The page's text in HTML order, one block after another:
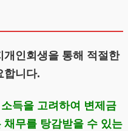
인회생을 통해 적절한
합니다.
득을 고려하여 변제금
무를 탕감받을 수 있는